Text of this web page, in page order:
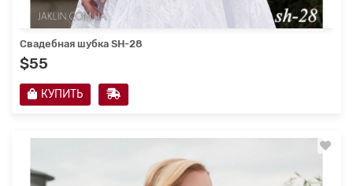
Свадебная шубка SH-28
$55
КУПИТЬ